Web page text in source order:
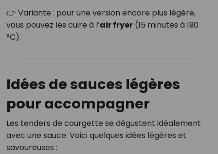
👉 Variante : pour une version encore plus légère,
vous pouvez les cuire à l’air fryer(15 minutes à 190
°C).
Idées de sauces légères
pour accompagner
Les tenders de courgette se dégustent idéalement
avec une sauce. Voici quelques idées légères et
savoureuses :